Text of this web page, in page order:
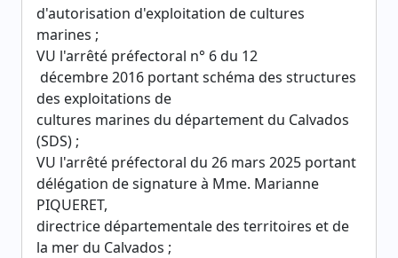
d'autorisation d'exploitation de cultures
marines ;
VU l'arrêté préfectoral n° 6 du 12
décembre 2016 portant schéma des structures
des exploitations de
cultures marines du département du Calvados
(SDS) ;
VU l'arrêté préfectoral du 26 mars 2025 portant
délégation de signature à Mme. Marianne
PIQUERET,
directrice départementale des territoires et de
la mer du Calvados ;